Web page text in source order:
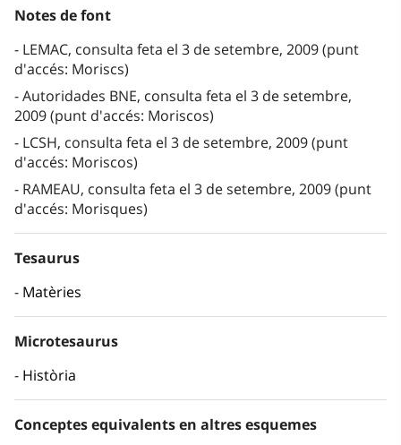
Notes de font
LEMAC, consulta feta el 3 de setembre, 2009 (punt
d'accés: Moriscs)
Autoridades BNE, consulta feta el 3 de setembre,
2009 (punt d'accés: Moriscos)
LCSH, consulta feta el 3 de setembre, 2009 (punt
d'accés: Moriscos)
RAMEAU, consulta feta el 3 de setembre, 2009 (punt
d'accés: Morisques)
Tesaurus
Matèries
Microtesaurus
Història
Conceptes equivalents en altres esquemes